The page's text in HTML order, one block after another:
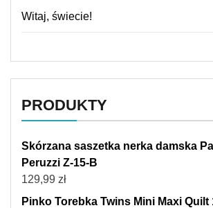
Witaj, świecie!
PRODUKTY
Skórzana saszetka nerka damska
Peruzzi Z-15-B
129,99 zł
Pinko Torebka Twins Mini Maxi Quilt